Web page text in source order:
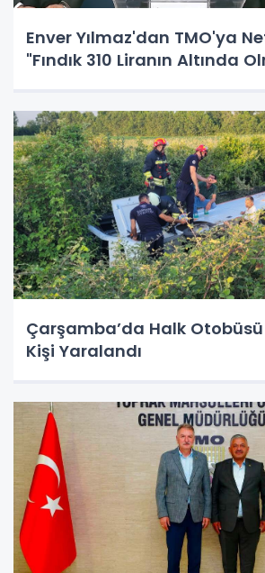
Enver Yılmaz'dan TMO'ya
"Fındık 310 Liranın Altında
Çarşamba’da Halk Otobüsü
Kişi Yaralandı